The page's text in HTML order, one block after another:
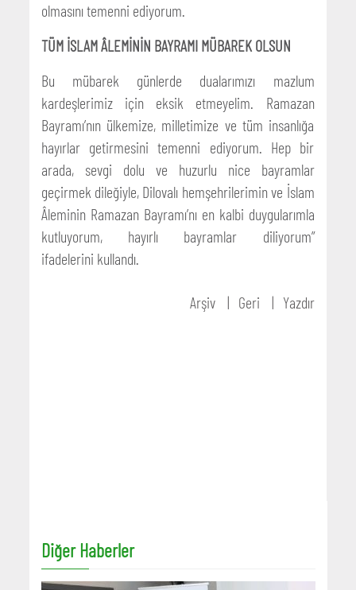
olmasını temenni ediyorum.
TÜM İSLAM ÂLEMİNİN BAYRAMI MÜBAREK OLSUN
Bu mübarek günlerde dualarımızı mazlum
kardeşlerimiz için eksik etmeyelim. Ramazan
Bayramı’nın ülkemize, milletimize ve tüm insanlığa
hayırlar getirmesini temenni ediyorum. Hep bir
arada, sevgi dolu ve huzurlu nice bayramlar
geçirmek dileğiyle, Dilovalı hemşehrilerimin ve İslam
Âleminin Ramazan Bayramı’nı en kalbi duygularımla
kutluyorum, hayırlı bayramlar diliyorum”
ifadelerini kullandı.
Arşiv Geri Yazdır
Diğer Haberler